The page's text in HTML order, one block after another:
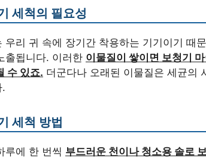
세척의 필요성
우리 귀 속에 장기간 착용하는 기기이기 때
출됩니다. 이러한 이물질이 쌓이면 보청기
수 있죠. 더군다나 오래된 이물질은 세균의
.
세척 방법
루에 한 번씩 부드러운 천이나 청소용 솔로